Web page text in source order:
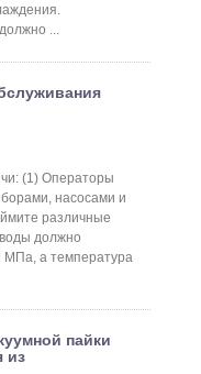
...
(1) Операторы
насосами и
различные
должно
МПа, а температура
пайки
из